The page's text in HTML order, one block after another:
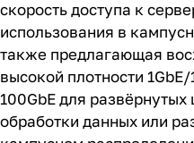
скорость доступа к
использования в
также предлагающая
высокой плотности
100GbE для
обработки данных или